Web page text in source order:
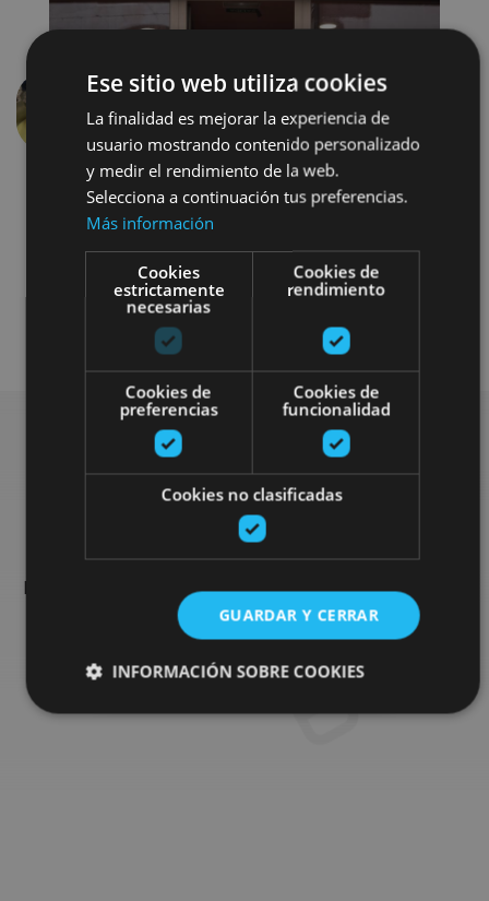
Anterior
Busca más planes
Encuentra planes y sugerencias para completar tu viaje en
Navarra: actividades organizadas, visitas y los eventos más
destados de la agenda.
Ir al buscador de planes
Ese sitio web utiliza cookies
La finalidad es mejorar la experiencia de
usuario mostrando contenido personalizado
y medir el rendimiento de la web.
Selecciona a continuación tus preferencias.
Más información
Cookies
estrictamente
necesarias
Cookies de
rendimiento
Cookies de
preferencias
Cookies de
funcionalidad
Cookies no clasificadas
GUARDAR Y CERRAR
INFORMACIÓN SOBRE COOKIES